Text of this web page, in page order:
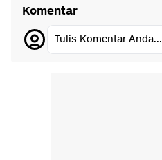
Komentar
Tulis Komentar Anda...